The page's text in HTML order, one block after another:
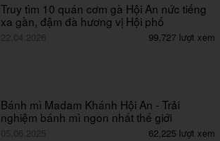
Truy tìm 10 quán cơm gà Hội An nức tiếng
xa gần, đậm đà hương vị Hội phố
22.04.2026 99,727 lượt xem
Bánh mì Madam Khánh Hội An - Trải
nghiệm bánh mì ngon nhất thế giới
05.06.2025 62,225 lượt xem